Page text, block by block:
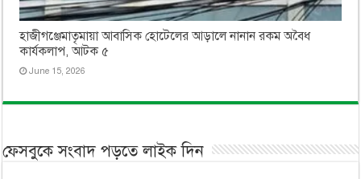
হাজীগঞ্জেমাতৃমায়া আবাসিক হোটেলের আড়ালে নানান রকম অবৈধ
কার্যকলাপ, আটক ৫
June 15, 2026
ফেসবুকে সংবাদ পড়তে লাইক দিন